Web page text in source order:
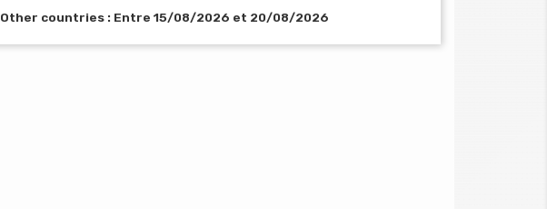
Other countries : Entre 15/08/2026 et 20/08/2026